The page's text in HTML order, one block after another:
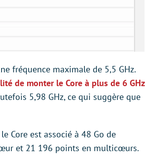
fréquence maximale de 5,5 GHz.
de monter le Core à plus de 6 GHz
5,98 GHz, ce qui suggère que
Core est associé à 48 Go de
et 21 196 points en multicœurs.